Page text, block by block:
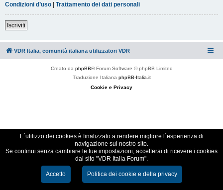
Condizioni d’uso | Trattamento dei dati personali
Iscriviti
VDR Italia, comunità italiana utilizzatori VDR
Creato da phpBB® Forum Software © phpBB Limited
Traduzione Italiana phpBB-Italia.it
Cookie e Privacy
L´utilizzo dei cookies è finalizzato a rendere migliore l´esperienza di
navigazione sul nostro sito.
Se continui senza cambiare le tue impostazioni, accetterai di ricevere i cookies
dal sito "VDR Italia Forum".
Accetto Politica dei cookie e della privacy